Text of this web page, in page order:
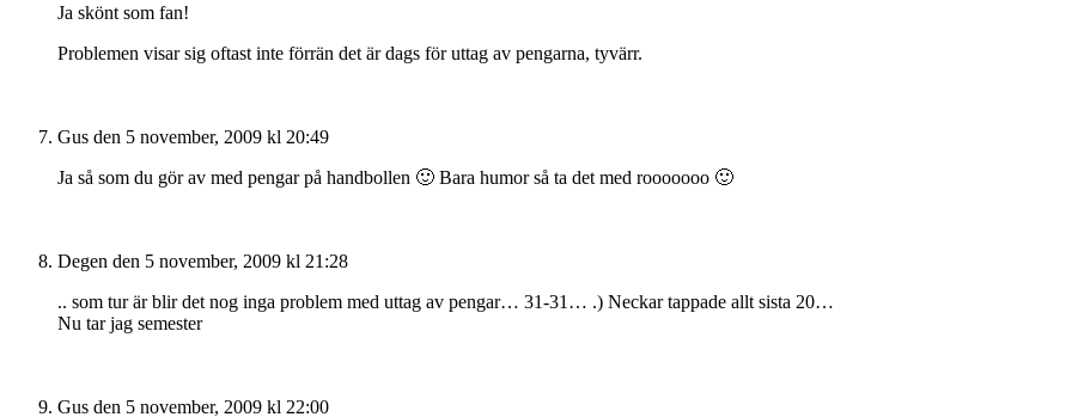
Ja skönt som fan!
Problemen visar sig oftast inte förrän det är dags för uttag av pengarna, tyvärr.
Gus den 5 november, 2009 kl 20:49
Ja så som du gör av med pengar på handbollen 🙂 Bara humor så ta det med rooooooo 🙂
Degen den 5 november, 2009 kl 21:28
.. som tur är blir det nog inga problem med uttag av pengar… 31-31… .) Neckar tappade allt sista 20…
Nu tar jag semester
Gus den 5 november, 2009 kl 22:00